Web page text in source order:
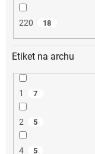
220 18
Etiket na archu
1 7
2 5
4 5